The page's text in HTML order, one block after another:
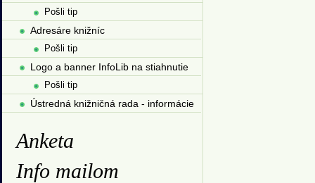
Pošli tip
Adresáre knižníc
Pošli tip
Logo a banner InfoLib na stiahnutie
Pošli tip
Ústredná knižničná rada - informácie
Anketa
Info mailom